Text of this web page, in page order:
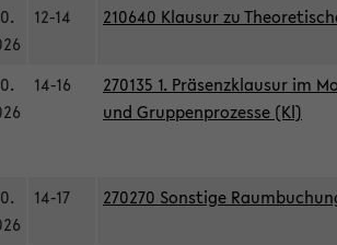
12-14 210640 Klausur zu
14-16
270135 1. Präsenzklausur im
und Gruppenprozesse (Kl)
14-17 270270 Sonstige